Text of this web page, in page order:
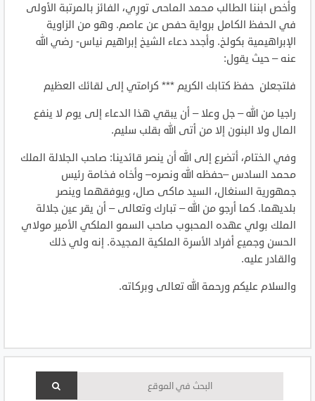
وأخص ابننا الطالب محمد الماحى تورِي، الفائز بالمرتبة الأولى
في الحفظ الكامل برواية حفص عن عاصم. وهو من الزاوية
الإبراهيمية بكولخ. وأجدد دعاء الشيخ إبراهيم نياس- رضي الله
عنه – حيث يقول:
فلتجعلن حفظ كتابك الكريم *** كرامتي إلى لقائك العظيم
راجيا من الله – جل وعلا – أن يبقي هذا الدعاء إلى يوم لا ينفع
المال ولا البنون إلا من أتى الله بقلب سليم.
وفي الختام، أتضرع إلى الله أن ينصر قائدينا: صاحب الجلالة الملك
محمد السادس –حفظه الله ونصره– وأخاه فخامة رئيس
جمهورية السنغال، السيد ماكى صال، ويوفقهما وينصر
بلديهما. كما أرجو من الله – تبارك وتعالى – أن يقر عين جلالة
الملك بولي عهده المحبوب صاحب السمو الملكي الأمير مولاي
الحسن وجميع أفراد الأسرة الملكية المجيدة. إنه ولي ذلك
والقادر عليه.
والسلام عليكم ورحمة الله تعالى وبركاته.